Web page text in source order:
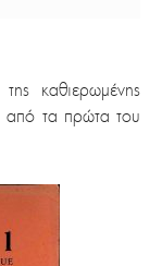
καθιερωμένης
από τα πρώτα του